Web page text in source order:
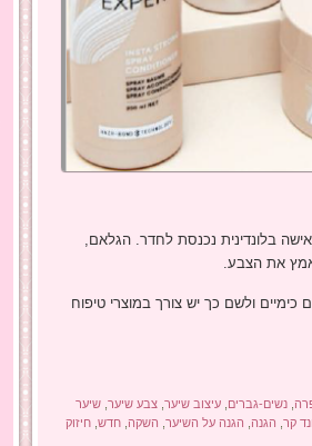
בלונדינית נכנסת לחדר. הגלאם,
את הצבע.
ולשם כך יש צורך במוצרי טיפוח
, נשים-גברים עיצוב שיער, צבע שיער, שיער
קר, הגנה, הגנה על השיער, השקה, חדש, חיזוק